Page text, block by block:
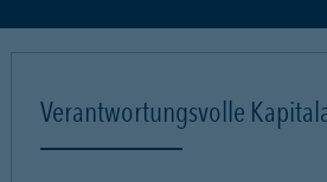
Verantwortungsvolle